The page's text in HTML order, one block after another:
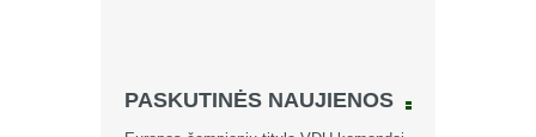
PASKUTINĖS NAUJIENOS